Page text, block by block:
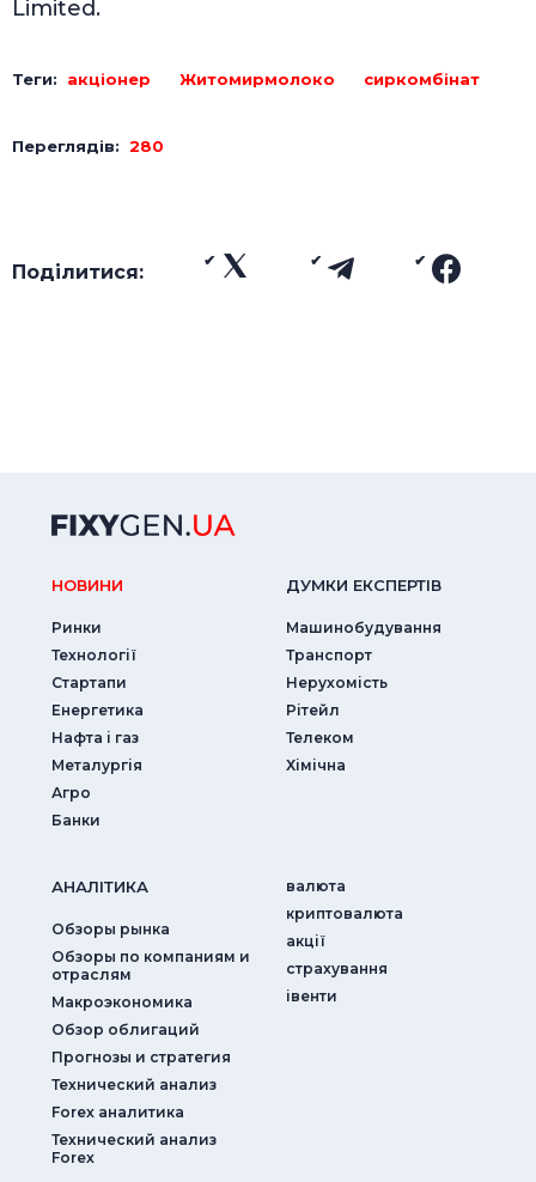
Limited.
Теги: акціонер Житомирмолоко сиркомбінат
Переглядів: 280
Поділитися:
НОВИНИ
Ринки
Технології
Стартапи
Енергетика
Нафта і газ
Металургія
Агро
Банки
ДУМКИ ЕКСПЕРТIВ
Машинобудування
Транспорт
Нерухомість
Рітейл
Телеком
Хімічна
АНАЛIТИКА
Обзоры рынка
Обзоры по компаниям и
отраслям
Макроэкономика
Обзор облигаций
Прогнозы и стратегия
Технический анализ
Forex аналитика
Технический анализ
Forex
валюта
криптовалюта
акції
страхування
iвенти